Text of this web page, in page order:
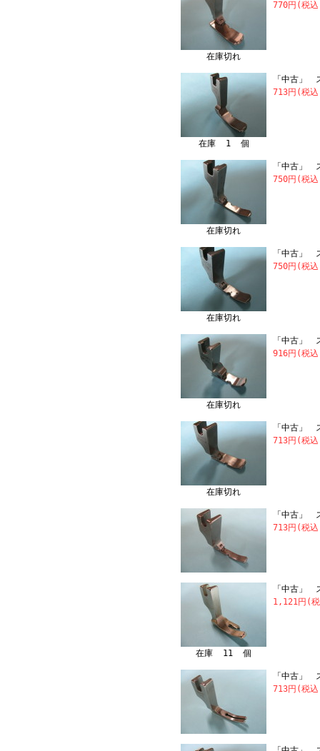
在庫切れ
770円(税
在庫 1 個
「中古」
713円(税
在庫切れ
「中古」
750円(税
在庫切れ
「中古」
750円(税
在庫切れ
「中古」
916円(税
在庫切れ
「中古」
713円(税
「中古」
713円(税
在庫 11 個
「中古」
1,121円(
「中古」
713円(税